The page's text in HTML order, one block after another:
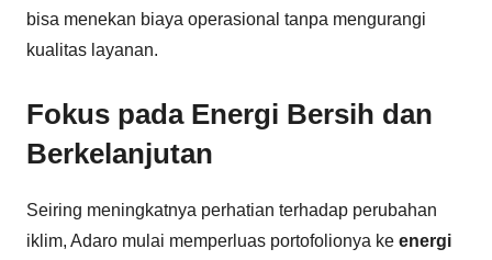
bisa menekan biaya operasional tanpa mengurangi
kualitas layanan.
Fokus pada Energi Bersih dan
Berkelanjutan
Seiring meningkatnya perhatian terhadap perubahan
iklim, Adaro mulai memperluas portofolionya ke energi